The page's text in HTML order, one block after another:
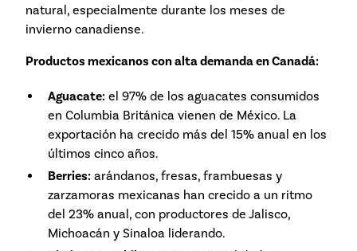
natural, especialmente durante los meses de
invierno canadiense.
Productos mexicanos con alta demanda en Canadá:
Aguacate: el 97% de los aguacates consumidos
en Columbia Británica vienen de México. La
exportación ha crecido más del 15% anual en los
últimos cinco años.
Berries: arándanos, fresas, frambuesas y
zarzamoras mexicanas han crecido a un ritmo
del 23% anual, con productores de Jalisco,
Michoacán y Sinaloa liderando.